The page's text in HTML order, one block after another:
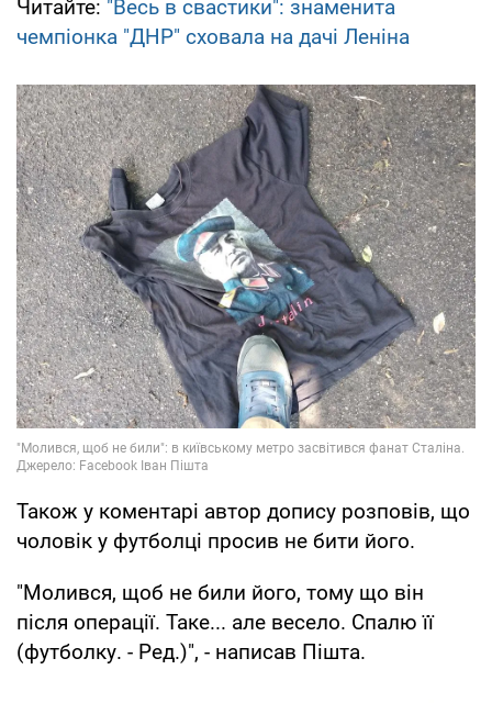
Читайте: "Весь в свастики": знаменита
чемпіонка "ДНР" сховала на дачі Леніна
Також у коментарі автор допису розповів, що
чоловік у футболці просив не бити його.
"Молився, щоб не били його, тому що він
після операції. Таке... але весело. Спалю її
(футболку. - Ред.)", - написав Пішта.